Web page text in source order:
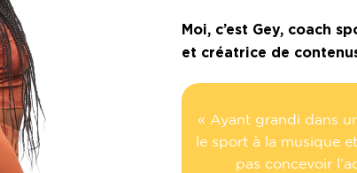
Moi, c’est Gey, coach
et créatrice de
« Ayant grandi dans
le sport à la musique
pas concevoir